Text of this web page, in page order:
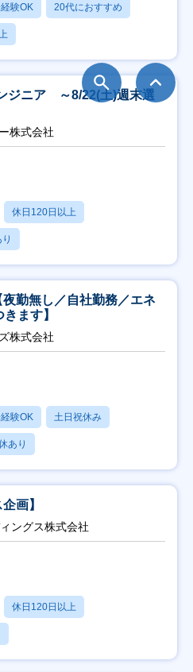
験OK 20代におすすめ
ジニア ～8/22(土)週末選
株式会社
休日120日以上
勤無し／自社勤務／エネ
ます】
株式会社
験OK 土日祝休み
あり
画】
ングス株式会社
休日120日以上